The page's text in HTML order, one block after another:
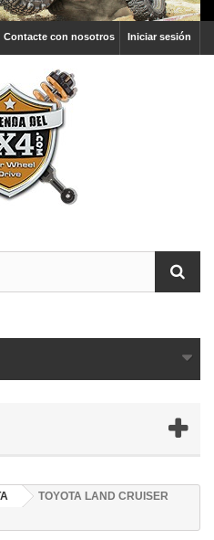
Iniciar sesión
Contacte con nosotros
TOYOTA LAND CRUISER